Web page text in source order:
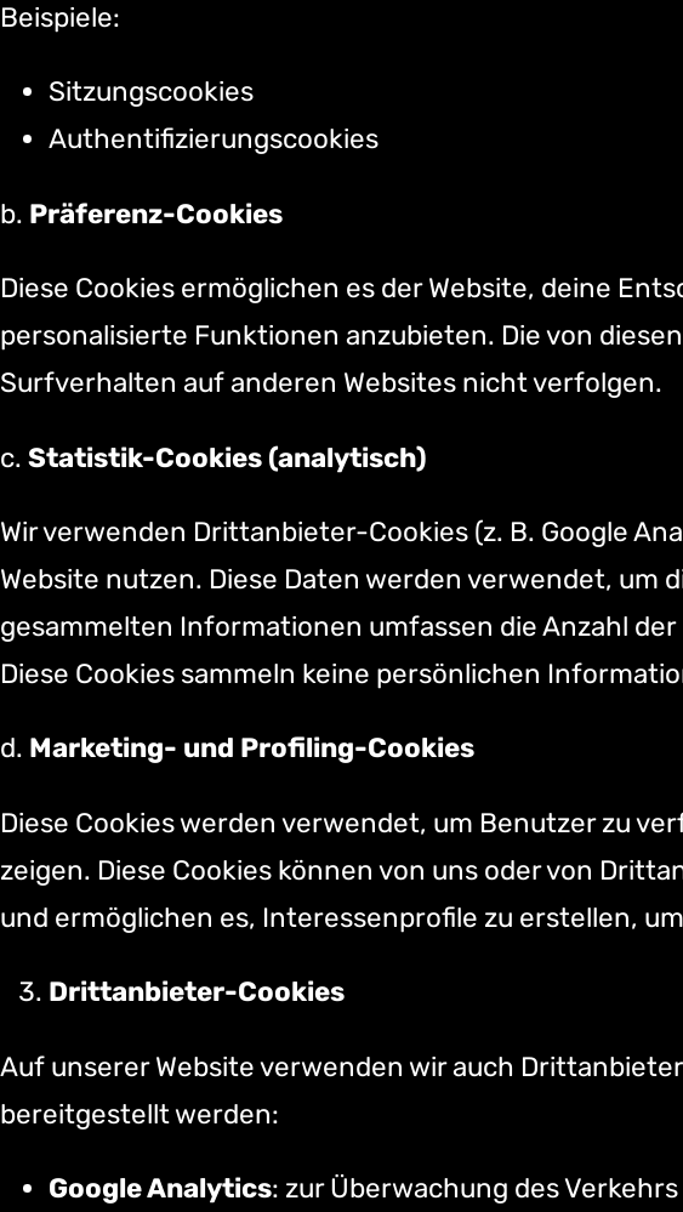
Beispiele:
Sitzungscookies
Authentifizierungscookies
b. Präferenz-Cookies
Diese Cookies ermöglichen es der Website, deine
personalisierte Funktionen anzubieten. Die von
Surfverhalten auf anderen Websites nicht verfolgen.
c. Statistik-Cookies (analytisch)
Wir verwenden Drittanbieter-Cookies (z. B. Google
Website nutzen. Diese Daten werden verwendet, um
gesammelten Informationen umfassen die Anzahl
Diese Cookies sammeln keine persönlichen
d. Marketing- und Profiling-Cookies
Diese Cookies werden verwendet, um Benutzer zu
zeigen. Diese Cookies können von uns oder von
und ermöglichen es, Interessenprofile zu erstellen,
Drittanbieter-Cookies
Auf unserer Website verwenden wir auch
bereitgestellt werden:
Google Analytics: zur Überwachung des